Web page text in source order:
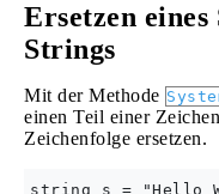
Ersetzen
Strings
Mit der Methode
einen Teil einer
Zeichenfolge ersetzen.
string s = "Hello